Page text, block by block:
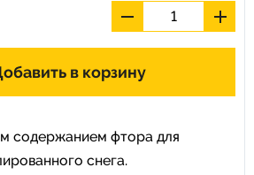
в корзину
содержанием фтора для
снега.